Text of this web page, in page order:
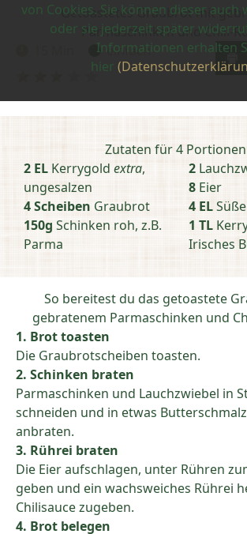
von Cookies. Sie können dieser auch
oder sie jederzeit später
Informationen erhalten
hier
Getoastetes Graubrot mit
Parmaschinken und Chili-
abschicken
Zubereitungszeit:Schwierigkeit:
einfach
Zutaten für 4
2 EL Kerrygold extra,
ungesalzen
4 Scheiben Graubrot
150g Schinken roh, z.B.
Parma
2
8 Eier
4 EL
1 TL
Irisches
So bereitest du das getoastete
gebratenem Parmaschinken und
1. Brot toasten
Die Graubrotscheiben toasten.
2. Schinken braten
Parmaschinken und Lauchzwiebel in
schneiden und in etwas
anbraten.
3. Rührei braten
Die Eier aufschlagen, unter Rühren
geben und ein wachsweiches Rührei
Chilisauce zugeben.
4. Brot belegen